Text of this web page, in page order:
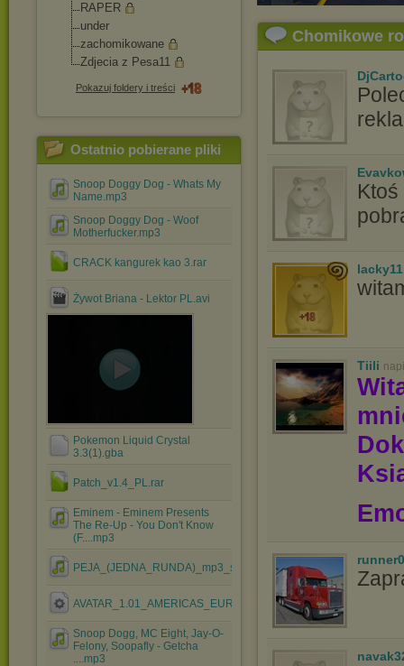
RAPER
under
zachomikowane
Zdjecia z Pesa11
Pokazuj foldery i treści
Ostatnio pobierane pliki
Snoop Doggy Dog - Whats My
Name.mp3
Snoop Doggy Dog - Woof
Motherfucker.mp3
CRACK kangurek kao 3.rar
Żywot Briana - Lektor PL.avi
Pokemon Liquid Crystal
3.3(1).gba
Patch_v1.4_PL.rar
Eminem - Eminem Presents
The Re-Up - You Don't Know
(F....mp3
PEJA_(JEDNA_RUNDA)_mp3_si.mp3
AVATAR_1.01_AMERICAS_EUROPE.EXE
Snoop Dogg, MC Eight, Jay-O-
Felony, Soopafly - Getcha
....mp3
Chomikowe
lacky11
Tiili